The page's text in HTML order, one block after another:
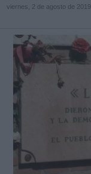
viernes, 2 de agosto de 2019